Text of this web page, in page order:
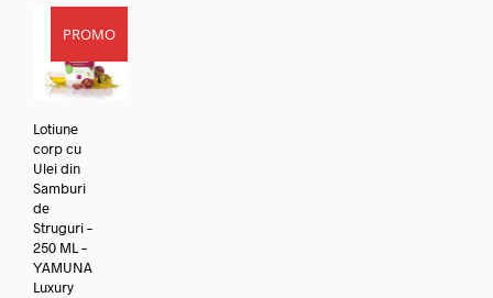
PROMO
Lotiune
corp cu
Ulei din
Samburi
de
Struguri –
250 ML –
YAMUNA
Luxury